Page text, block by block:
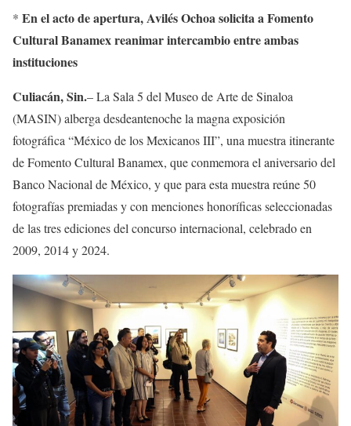
* En el acto de apertura, Avilés Ochoa solicita a Fomento
Cultural Banamex reanimar intercambio entre ambas
instituciones
Culiacán, Sin.–La Sala 5 del Museo de Arte de Sinaloa
(MASIN)alberga desdeantenoche la magna exposición
fotográfica “México de los Mexicanos III”, una muestra itinerante
de Fomento Cultural Banamex, queconmemora el aniversario del
Banco Nacional de México, y que para esta muestrareúne 50
fotografías premiadas y con menciones honoríficas seleccionadas
de las tres ediciones del concurso internacional, celebrado en
2009, 2014 y 2024.